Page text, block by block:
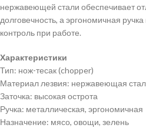
нержавеющей стали обеспечивает
долговечность, а эргономичная ручка
контроль при работе.
Характеристики
Тип: нож-тесак (chopper)
Материал лезвия: нержавеющая
Заточка: высокая острота
Ручка: металлическая, эргономичная
Назначение: мясо, овощи, зелень